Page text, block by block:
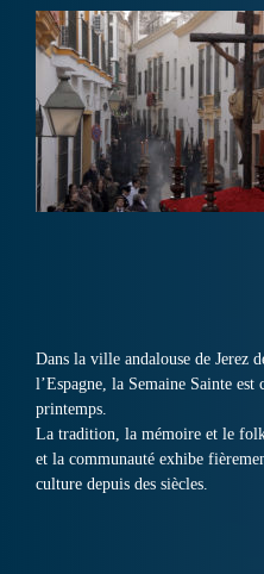
Dans la ville andalouse de Jerez
l’Espagne, la Semaine Sainte est
printemps.
La tradition, la mémoire et le
et la communauté exhibe
culture depuis des siècles.